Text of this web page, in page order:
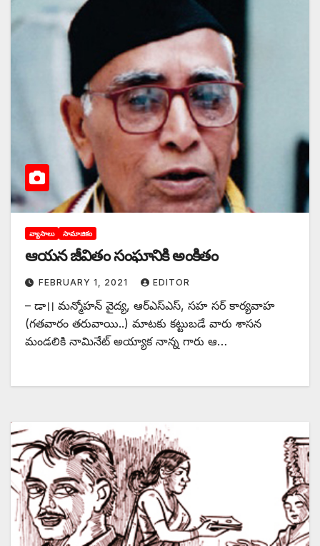
వ్యాసాలు సామాజికం
ఆయన జీవితం సంఘానికి అంకితం
FEBRUARY 1, 2021 EDITOR
– ‌డా।। మన్మోహన్‌ ‌వైద్య, ఆర్‌ఎస్‌ఎస్‌, ‌సహ సర్‌ ‌కార్యవాహ
(‌గతవారం తరువాయి..) మాటకు కట్టుబడే వారు శాసన
మండలికి నామినేట్‌ అయ్యాక నాన్న గారు ఆ…